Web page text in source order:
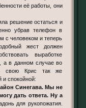
её работы, они
решение остаться и
убрав телефон в
с человеком и теперь
жест должен
выработке
а в данном случае во
свою Крис так же
и спокойной:
Синегава. Мы не
дать ответа. Ну а
для рукопожатия.